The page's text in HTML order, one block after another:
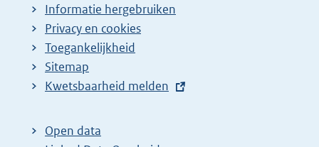
Informatie hergebruiken
Privacy en cookies
Toegankelijkheid
Sitemap
E
t
e
Kwetsbaarheid melden
Open data